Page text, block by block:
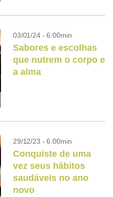
03/01/24 - 6:00min
Sabores e escolhas
que nutrem o corpo e
a alma
29/12/23 - 6:00min
Conquiste de uma
vez seus hábitos
saudáveis no ano
novo